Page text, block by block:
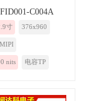
C004A
寸 376x960
MIPI
nits 电容TP